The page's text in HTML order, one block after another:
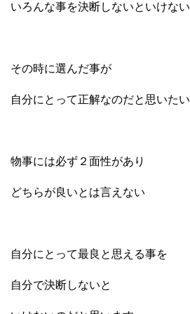
いろんな事を決断しないといけない
その時に選んだ事が
自分にとって正解なのだと思いたい
物事には必ず２面性があり
どちらが良いとは言えない
自分にとって最良と思える事を
自分で決断しないと